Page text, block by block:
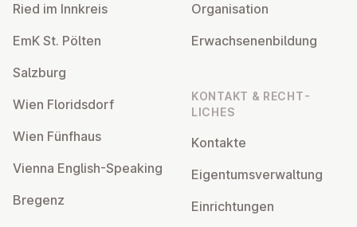
Ried im Innkreis
EmK St. Pölten
Salzburg
Wien Flor­idsdorf
Wien Fünfhaus
Vienna English-Speaking
Bregenz
Or­gan­isa­tion
Er­wach­sen­en­bildung
KONTAKT & RECHT­
LICHES
Kontakte
Ei­gentums­ver­wal­tung
Ein­rich­tun­gen